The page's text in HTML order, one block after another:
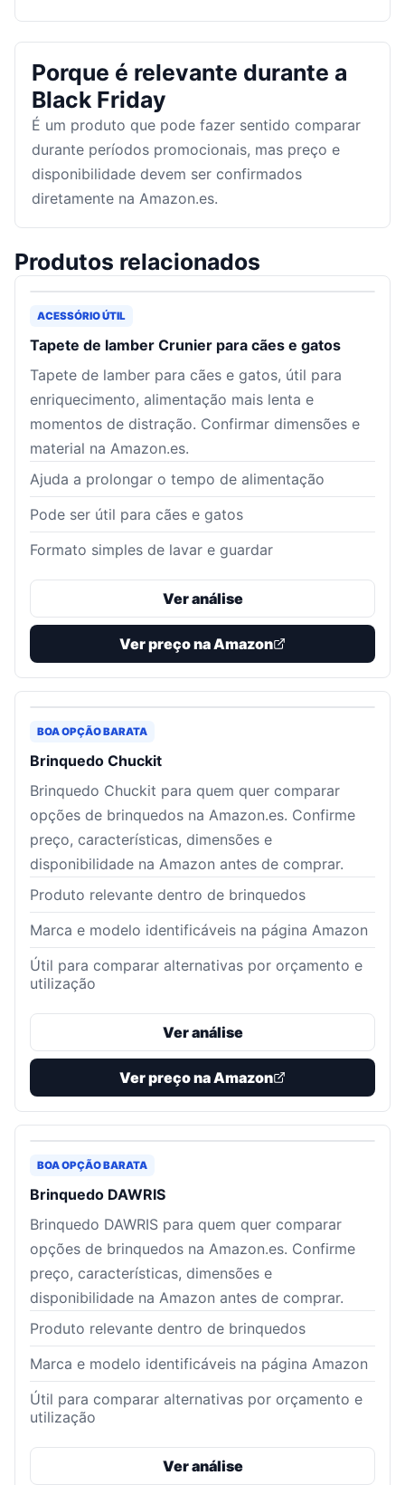
Porque é relevante durante a
Black Friday
É um produto que pode fazer sentido comparar
durante períodos promocionais, mas preço e
disponibilidade devem ser confirmados
diretamente na Amazon.es.
Produtos relacionados
ACESSÓRIO ÚTIL
Tapete de lamber Crunier para cães e gatos
Tapete de lamber para cães e gatos, útil para
enriquecimento, alimentação mais lenta e
momentos de distração. Confirmar dimensões e
material na Amazon.es.
Ajuda a prolongar o tempo de alimentação
Pode ser útil para cães e gatos
Formato simples de lavar e guardar
Ver análise
Ver preço na Amazon
BOA OPÇÃO BARATA
Brinquedo Chuckit
Brinquedo Chuckit para quem quer comparar
opções de brinquedos na Amazon.es. Confirme
preço, características, dimensões e
disponibilidade na Amazon antes de comprar.
Produto relevante dentro de brinquedos
Marca e modelo identificáveis na página Amazon
Útil para comparar alternativas por orçamento e
utilização
Ver análise
Ver preço na Amazon
BOA OPÇÃO BARATA
Brinquedo DAWRIS
Brinquedo DAWRIS para quem quer comparar
opções de brinquedos na Amazon.es. Confirme
preço, características, dimensões e
disponibilidade na Amazon antes de comprar.
Produto relevante dentro de brinquedos
Marca e modelo identificáveis na página Amazon
Útil para comparar alternativas por orçamento e
utilização
Ver análise